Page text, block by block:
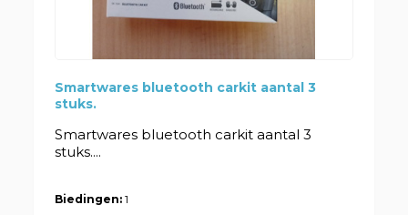
Smartwares bluetooth carkit aantal 3
stuks.
Smartwares bluetooth carkit aantal 3
stuks....
Biedingen: 1